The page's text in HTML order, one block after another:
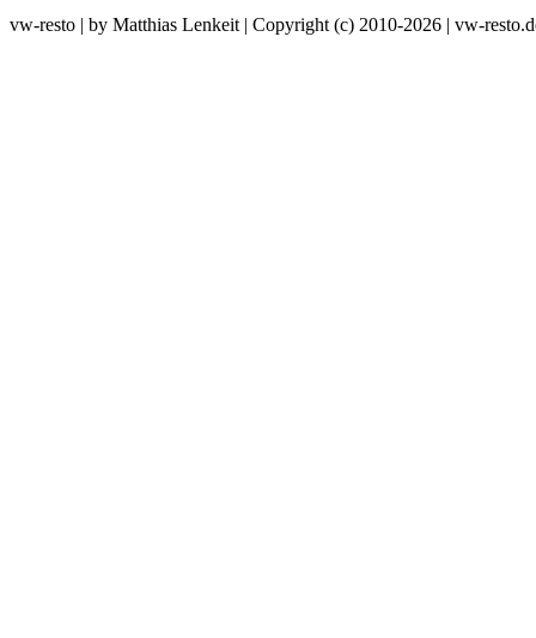
vw-resto | by Matthias Lenkeit | Copyright (c) 2010-2026 | vw-